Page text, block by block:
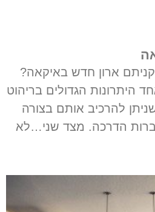
ארון חדש באיקאה?
היתרונות הגדולים בריהוט
להרכיב אותם בצורה
הדרכה. מצד שני…לא